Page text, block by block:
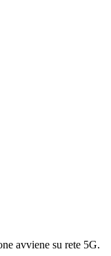
avviene su rete 5G.